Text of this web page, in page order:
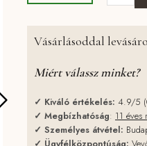
Vásárlásoddal
Miért válassz minket?
✓ Kiváló értékelés: 4.9/5
✓ Megbízhatóság: 11 éves
✓ Személyes átvétel: